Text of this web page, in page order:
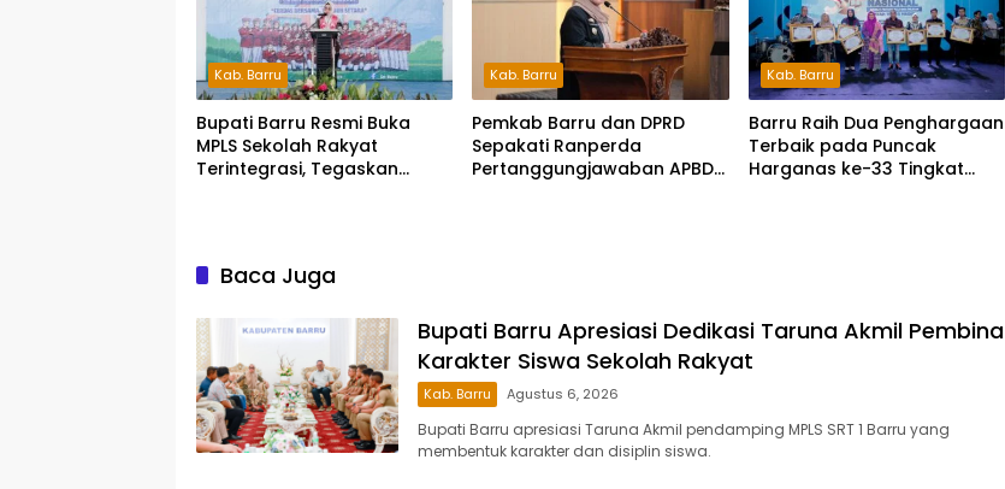
Kab. Barru
Bupati Barru Resmi Buka
MPLS Sekolah Rakyat
Terintegrasi, Tegaskan
Kab. Barru
Pemkab Barru dan DPRD
Sepakati Ranperda
Pertanggungjawaban APBD
Kab. Barru
Barru Raih Dua Penghargaan
Terbaik pada Puncak
Harganas ke-33 Tingkat
Baca Juga
Bupati Barru Apresiasi Dedikasi Taruna Akmil Pembina
Karakter Siswa Sekolah Rakyat
Kab. Barru Agustus 6, 2026
Bupati Barru apresiasi Taruna Akmil pendamping MPLS SRT 1 Barru yang
membentuk karakter dan disiplin siswa.